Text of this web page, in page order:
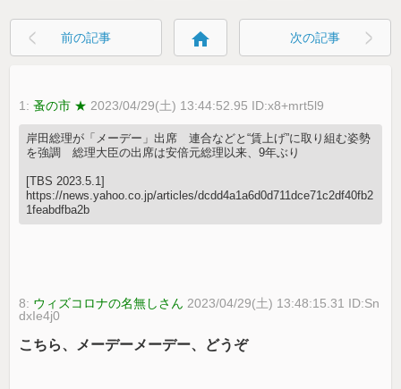
前の記事 home 次の記事
1:蚤の市 ★ 2023/04/29(土) 13:44:52.95 ID:x8+mrt5l9
岸田総理が「メーデー」出席 連合などと“賃上げ”に取り組む姿勢
を強調 総理大臣の出席は安倍元総理以来、9年ぶり
[TBS 2023.5.1]
https://news.yahoo.co.jp/articles/dcdd4a1a6d0d711dce71c2df40fb2
1feabdfba2b
8: ウィズコロナの名無しさん 2023/04/29(土) 13:48:15.31 ID:Sn
dxIe4j0
こちら、メーデーメーデー、どうぞ